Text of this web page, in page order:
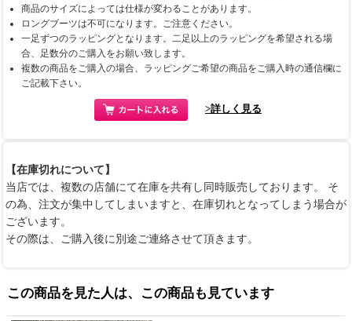
商品のサイズによっては仕様が変わることがあります。
ロングブーツは不可になります。ご注意ください。
一足ずつのラッピングとなります。二足以上のラッピングを希望される場
合、足数分のご購入をお願い致します。
複数の商品をご購入の場合、ラッピングご希望の商品をご購入時の通信欄に
ご記載下さい。
>詳しく見る
【在庫切れについて】
当店では、複数の店舗にて在庫を共有し同時販売しております。 そ
の為、注文が集中してしまいますと、在庫切れとなってしまう場合が
ございます。
その際は、ご購入後に別途ご連絡させて頂きます。
この商品を見た人は、この商品も見ています